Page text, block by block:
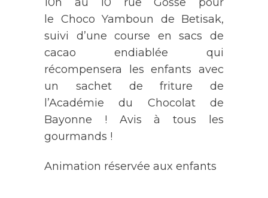
le Choco Yamboun de Betisak,
suivi d’une course en sacs de
cacao endiablée qui
récompensera les enfants avec
un sachet de friture de
l’Académie du Chocolat de
Bayonne ! Avis à tous les
gourmands !
Animation réservée aux enfants